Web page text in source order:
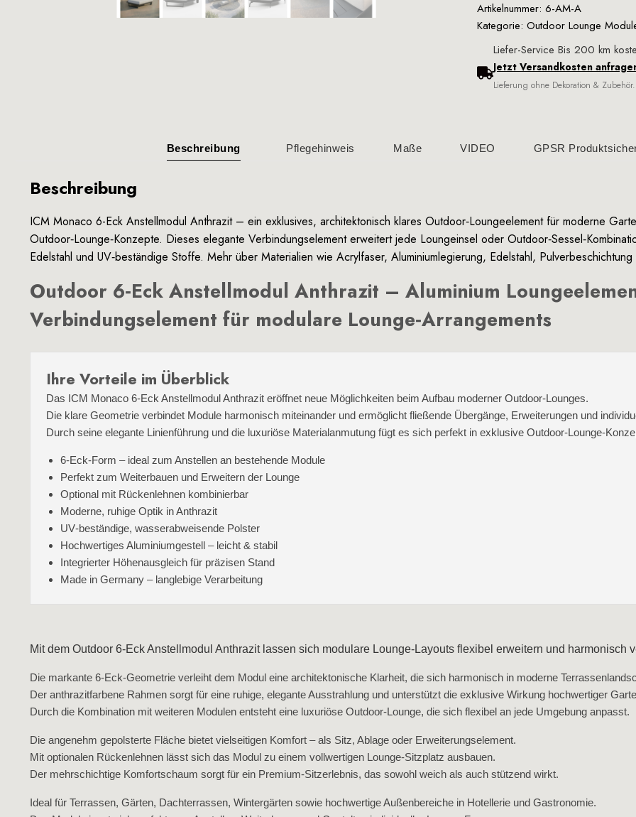
Artikelnummer: 6-AM-A
Kategorie: Outdoor Lounge
Liefer-Service Bis 200 km
Jetzt Versandkosten
Lieferung ohne Dekoration & Zubehör.
Beschreibung Pflegehinweis Maße VIDEO GPSR
Beschreibung
ICM Monaco 6-Eck Anstellmodul Anthrazit – ein exklusives, architektonisch klares Outdoor‑Loungeelement für moderne
Outdoor‑Lounge‑Konzepte. Dieses elegante Verbindungselement erweitert jede Loungeinsel oder
Edelstahl und UV‑beständige Stoffe. Mehr über Materialien wie Acrylfaser, Aluminiumlegierung, Edelstahl, Pulverbeschichtung
Outdoor 6‑Eck Anstellmodul Anthrazit – Aluminium
Verbindungselement für modulare Lounge‑Arrangements
Ihre Vorteile im Überblick
Das ICM Monaco 6-Eck Anstellmodul Anthrazit eröffnet neue Möglichkeiten beim Aufbau moderner Outdoor‑Lounges.
Die klare Geometrie verbindet Module harmonisch miteinander und ermöglicht fließende Übergänge, Erweiterungen und
Durch seine elegante Linienführung und die luxuriöse Materialanmutung fügt es sich perfekt in exklusive
6‑Eck‑Form – ideal zum Anstellen an bestehende Module
Perfekt zum Weiterbauen und Erweitern der Lounge
Optional mit Rückenlehnen kombinierbar
Moderne, ruhige Optik in Anthrazit
UV‑beständige, wasserabweisende Polster
Hochwertiges Aluminiumgestell – leicht & stabil
Integrierter Höhenausgleich für präzisen Stand
Made in Germany – langlebige Verarbeitung
Mit dem Outdoor 6-Eck Anstellmodul Anthrazit lassen sich modulare Lounge‑Layouts flexibel erweitern und harmonisch
Die markante 6‑Eck‑Geometrie verleiht dem Modul eine architektonische Klarheit, die sich harmonisch in moderne
Der anthrazitfarbene Rahmen sorgt für eine ruhige, elegante Ausstrahlung und unterstützt die exklusive Wirkung hochwertiger
Durch die Kombination mit weiteren Modulen entsteht eine luxuriöse Outdoor‑Lounge, die sich flexibel an jede Umgebung anpasst.
Die angenehm gepolsterte Fläche bietet vielseitigen Komfort – als Sitz, Ablage oder Erweiterungselement.
Mit optionalen Rückenlehnen lässt sich das Modul zu einem vollwertigen Lounge‑Sitzplatz ausbauen.
Der mehrschichtige Komfortschaum sorgt für ein Premium‑Sitzerlebnis, das sowohl weich als auch stützend wirkt.
Ideal für Terrassen, Gärten, Dachterrassen, Wintergärten sowie hochwertige Außenbereiche in Hotellerie und Gastronomie.